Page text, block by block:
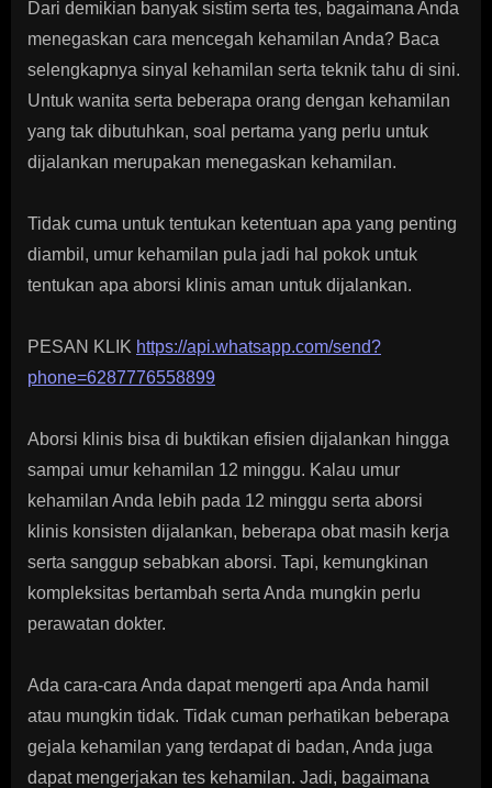
Dari demikian banyak sistim serta tes, bagaimana Anda
menegaskan cara mencegah kehamilan Anda? Baca
selengkapnya sinyal kehamilan serta teknik tahu di sini.
Untuk wanita serta beberapa orang dengan kehamilan
yang tak dibutuhkan, soal pertama yang perlu untuk
dijalankan merupakan menegaskan kehamilan.
Tidak cuma untuk tentukan ketentuan apa yang penting
diambil, umur kehamilan pula jadi hal pokok untuk
tentukan apa aborsi klinis aman untuk dijalankan.
PESAN KLIK https://api.whatsapp.com/send?
phone=6287776558899
Aborsi klinis bisa di buktikan efisien dijalankan hingga
sampai umur kehamilan 12 minggu. Kalau umur
kehamilan Anda lebih pada 12 minggu serta aborsi
klinis konsisten dijalankan, beberapa obat masih kerja
serta sanggup sebabkan aborsi. Tapi, kemungkinan
kompleksitas bertambah serta Anda mungkin perlu
perawatan dokter.
Ada cara-cara Anda dapat mengerti apa Anda hamil
atau mungkin tidak. Tidak cuman perhatikan beberapa
gejala kehamilan yang terdapat di badan, Anda juga
dapat mengerjakan tes kehamilan. Jadi, bagaimana